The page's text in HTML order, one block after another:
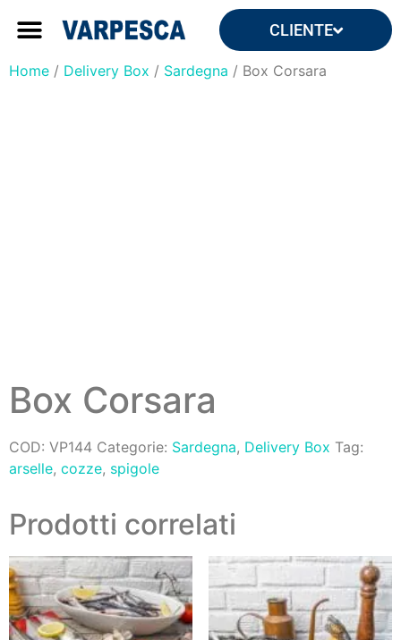
CLIENTE
Home / Delivery Box / Sardegna / Box Corsara
Box Corsara
COD: VP144 Categorie: Sardegna, Delivery Box Tag:
arselle, cozze, spigole
Prodotti correlati